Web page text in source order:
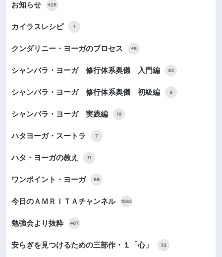
お知らせ 425
カイラスレシピ 1
クンダリニー・ヨーガのプロセス 45
シャンバラ・ヨーガ 修行体系奥儀 入門編 83
シャンバラ・ヨーガ 修行体系奥儀 初級編 9
シャンバラ・ヨーガ 実践編 19
ハタヨーガ・スートラ 7
ハタ・ヨーガの教え 11
ワンポイント・ヨーガ 56
今日のＡＭＲＩＴＡチャンネル 1563
勉強会より抜粋 487
安らぎを見つけるための三部作・１「心」 32